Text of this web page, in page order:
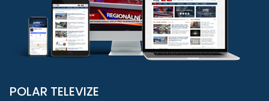
POLAR TELEVIZE